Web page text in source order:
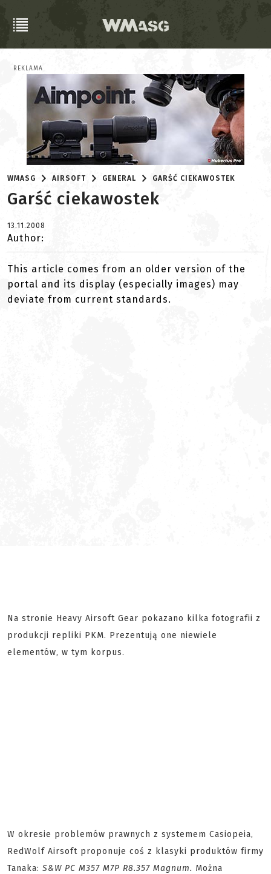
REKLAMA
WMASG AIRSOFT GENERAL GARŚĆ CIEKAWOSTEK
Garść ciekawostek
13.11.2008
Author:
This article comes from an older version of the
portal and its display (especially images) may
deviate from current standards.
Na stronie Heavy Airsoft Gear pokazano kilka fotografii z
produkcji repliki PKM. Prezentują one niewiele
elementów, w tym korpus.
W okresie problemów prawnych z systemem Casiopeia,
RedWolf Airsoft proponuje coś z klasyki produktów firmy
Tanaka: S&W PC M357 M7P R8.357 Magnum. Można